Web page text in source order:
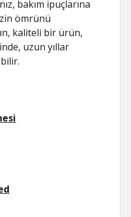
bakım ipuçlarına
ömrünü
kaliteli bir ürün,
uzun yıllar